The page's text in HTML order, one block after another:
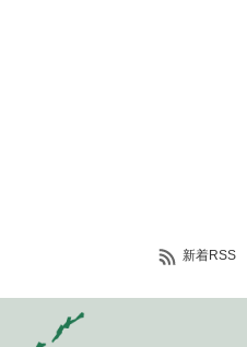
新着RSS